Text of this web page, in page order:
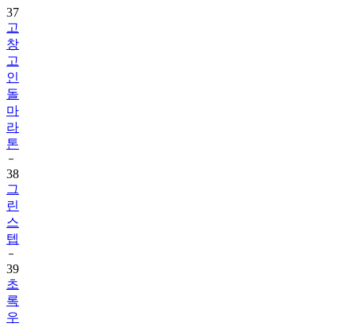
37
고
창
고
인
돌
마
라
톤
38
그
린
스
텝
39
초
록
우